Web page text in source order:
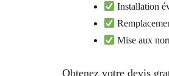
Installation
Mise aux
Obtenez votre devis